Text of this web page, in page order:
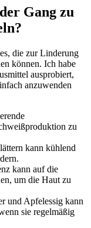
⁢Gang zu‌
die zur Linderung‌
können.‌ Ich habe⁢
⁤ausprobiert,
anzuwenden
zu
kann ‌kühlend‍
kann auf⁢ die
um die Haut zu
und​ Apfelessig kann
sie regelmäßig